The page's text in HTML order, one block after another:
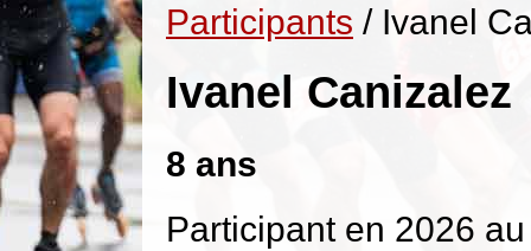
Participants / Ivanel
Ivanel Canizalez
8 ans
Participant en 2026